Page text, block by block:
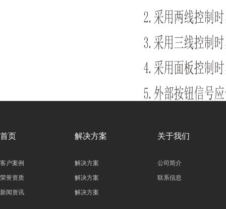
首页
客户案例
荣誉资质
新闻资讯
解决方案
解决方案
解决方案
解决方案
关于我们
公司简介
联系信息